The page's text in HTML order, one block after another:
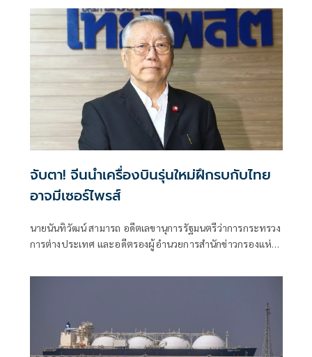
กล่าวเมื่อวันพุธที่ผ่านมา แม้ว่าเหตุการณ์ด้านความมั่นคงล่าสุด
จะเน้นย้ำถึงความเสี่ยงที่ยังคงมีอยู่สำหรับการขนส่งทางเรือใน
ภูมิภาคก็ตาม
จับตา! จีนนำเครื่องบินรุ่นใหม่ฝึกรบกับไทย
อาจมีเซอร์ไพรส์
นายนันทิวัฒน์ สามารถ อดีตเลขานุการรัฐมนตรีว่าการกระทรวง
การต่างประเทศ และอดีตรองผู้อำนวยการสำนักข่าวกรองแห่ง